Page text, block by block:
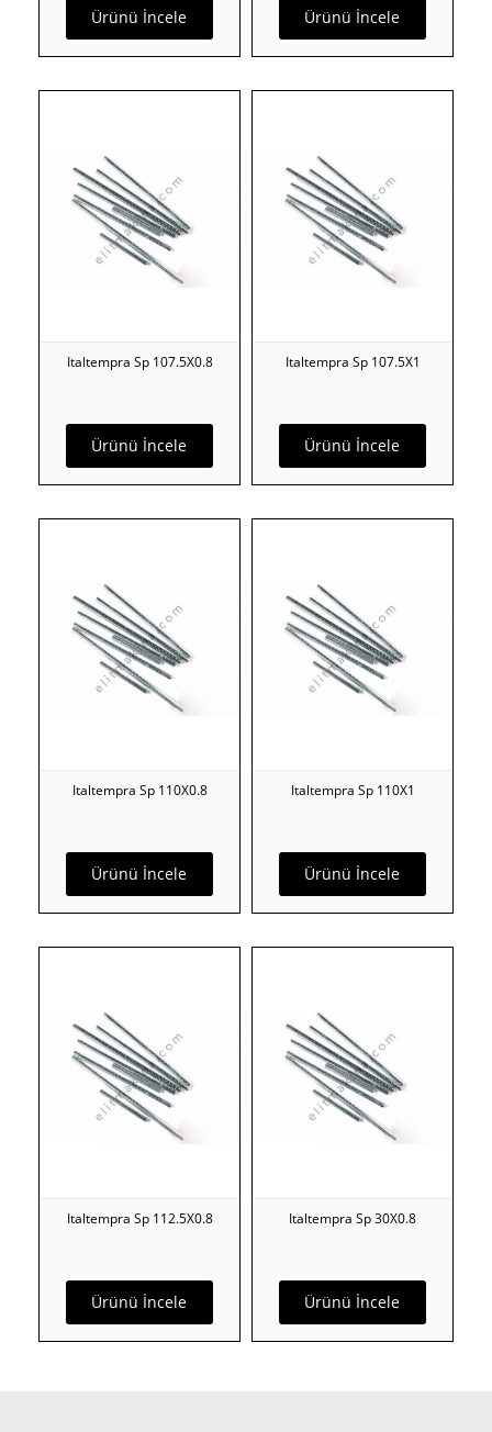
Ürünü İncele Ürünü İncele
Ürünü İncele
Italtempra Sp 107.5X0.8
Ürünü İncele
Italtempra Sp 107.5X1
Ürünü İncele
Italtempra Sp 110X0.8
Ürünü İncele
Italtempra Sp 110X1
Ürünü İncele
Italtempra Sp 112.5X0.8
Ürünü İncele
Italtempra Sp 30X0.8